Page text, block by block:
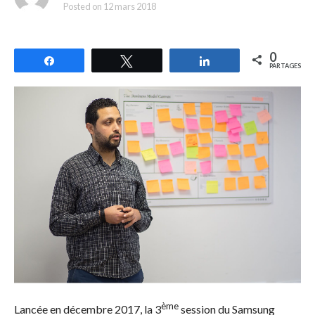
Posted on 12 mars 2018
Partagez 0
PARTAGES
Lancée en décembre 2017, la 3èmesession du Samsung